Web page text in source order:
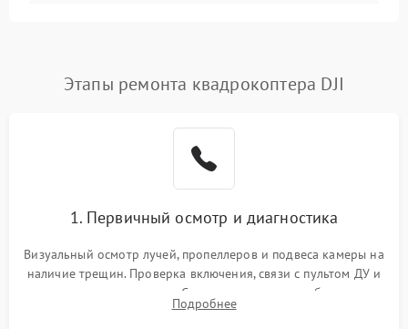
Этапы ремонта квадрокоптера DJI
1. Первичный осмотр и диагностика
Визуальный осмотр лучей, пропеллеров и подвеса камеры на
наличие трещин. Проверка включения, связи с пультом ДУ и
передачи видеосигнала. Считывание логов ошибок через
полетное ПО для определения характера неисправности.
Подробнее